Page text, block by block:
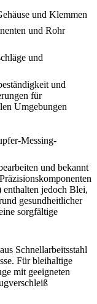
und Klemmen
und Rohr
und
und
für
Umgebungen
Messing-
und bekannt
jedoch Blei,
gesundheitlicher
sorgfältige
Schnellarbeitsstahl
Für bleihaltige
mit geeigneten